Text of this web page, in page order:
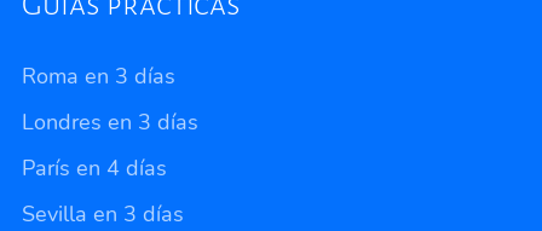
Roma en 3 días
Londres en 3 días
París en 4 días
Sevilla en 3 días